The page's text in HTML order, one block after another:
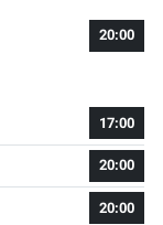
20:00
17:00
20:00
20:00